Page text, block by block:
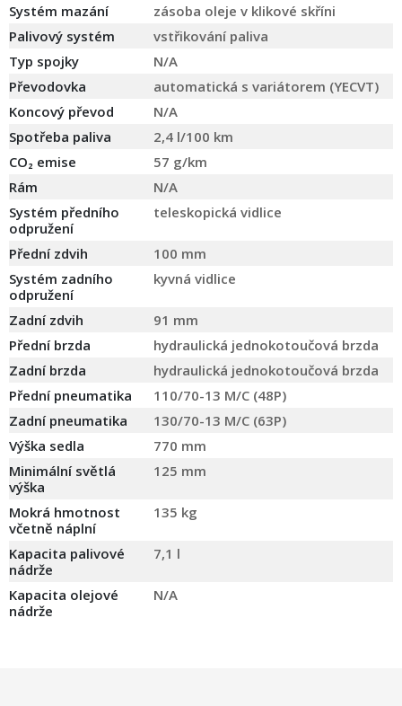
Systém mazání
zásoba oleje v klikové skříni
Palivový systém
vstřikování paliva
Typ spojky
N/A
Převodovka
automatická s variátorem (YECVT)
Koncový převod
N/A
Spotřeba paliva
2,4 l/100 km
CO₂ emise
57 g/km
Rám
N/A
Systém předního
odpružení
teleskopická vidlice
Přední zdvih
100 mm
Systém zadního
odpružení
kyvná vidlice
Zadní zdvih
91 mm
Přední brzda
hydraulická jednokotoučová brzda
Zadní brzda
hydraulická jednokotoučová brzda
Přední pneumatika
110/70-13 M/C (48P)
Zadní pneumatika
130/70-13 M/C (63P)
Výška sedla
770 mm
Minimální světlá
výška
125 mm
Mokrá hmotnost
včetně náplní
135 kg
Kapacita palivové
nádrže
7,1 l
Kapacita olejové
nádrže
N/A